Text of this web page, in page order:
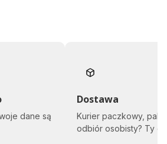
dane są
Dostawa
Kurier paczkowy,
odbiór osobisty? Ty